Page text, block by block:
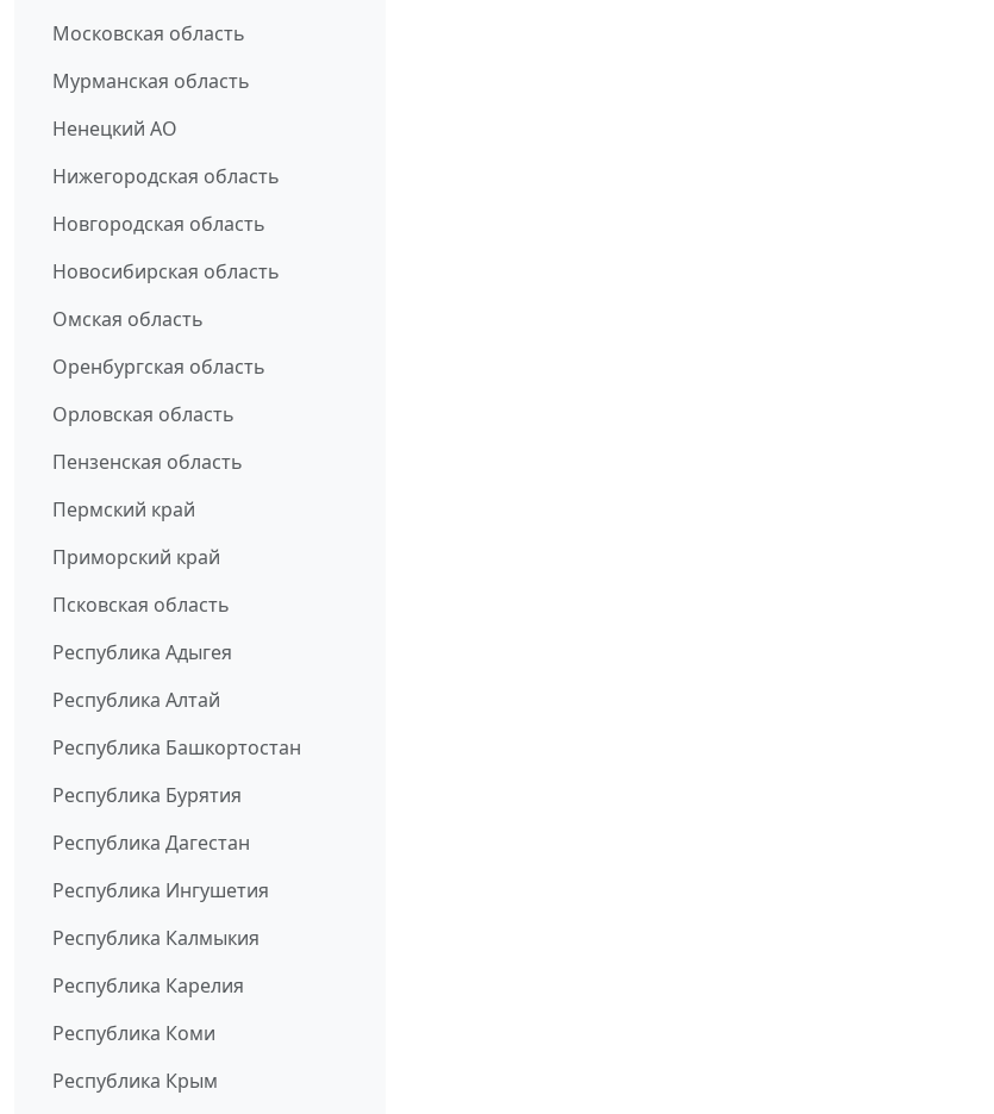
Московская область
Мурманская область
Ненецкий АО
Нижегородская область
Новгородская область
Новосибирская область
Омская область
Оренбургская область
Орловская область
Пензенская область
Пермский край
Приморский край
Псковская область
Республика Адыгея
Республика Алтай
Республика Башкортостан
Республика Бурятия
Республика Дагестан
Республика Ингушетия
Республика Калмыкия
Республика Карелия
Республика Коми
Республика Крым